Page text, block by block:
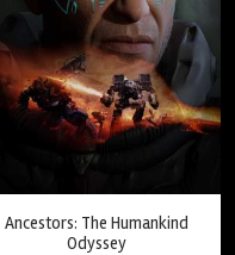
Ancestors: The Humankind
Odyssey